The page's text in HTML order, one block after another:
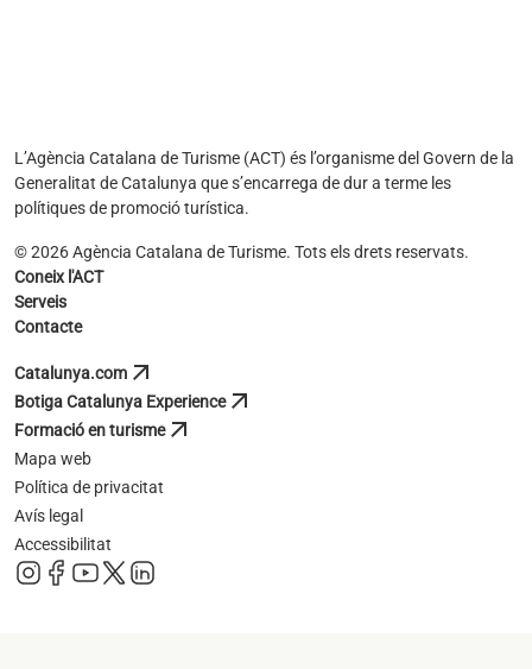
L’Agència Catalana de Turisme (ACT) és l’organisme del Govern de la
Generalitat de Catalunya que s’encarrega de dur a terme les
polítiques de promoció turística.
© 2026 Agència Catalana de Turisme. Tots els drets reservats.
Coneix l'ACT
Serveis
Contacte
Catalunya.com arrow_outward
s'obre en una pestanya nova
Botiga Catalunya Experiencearrow_outward
s'obre en una pestanya nova
Formació en turismearrow_outward
s'obre en una pestanya nova
Mapa web
Política de privacitat
Avís legal
Accessibilitat